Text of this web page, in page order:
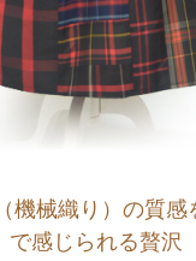
機械織り）の質感
で感じられる贅沢